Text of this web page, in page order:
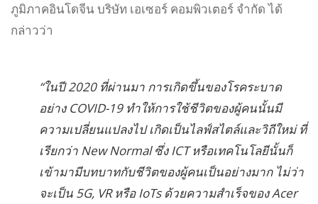
ภูมิภาคอินโดจีน บริษัท เอเซอร์ คอมพิวเตอร์ จำกัด ได้
กล่าวว่า
“ในปี 2020 ที่ผ่านมา การเกิดขึ้นของโรคระบาด
อย่าง COVID-19 ทำให้การใช้ชีวิตของผู้คนนั้นมี
ความเปลี่ยนแปลงไป เกิดเป็นไลฟ์สไตล์และวิถีใหม่ ที่
เรียกว่า New Normal ซึ่ง ICT หรือเทคโนโลยีนั้นก็
เข้ามามีบทบาทกับชีวิตของผู้คนเป็นอย่างมาก ไม่ว่า
จะเป็น 5G, VR หรือ IoTs ด้วยความสำเร็จของ Acer